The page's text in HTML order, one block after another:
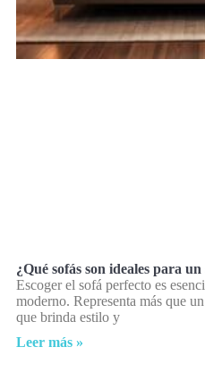
¿Qué sofás son ideales para
Escoger el sofá perfecto es
moderno. Representa más que
que brinda estilo y
Leer más »